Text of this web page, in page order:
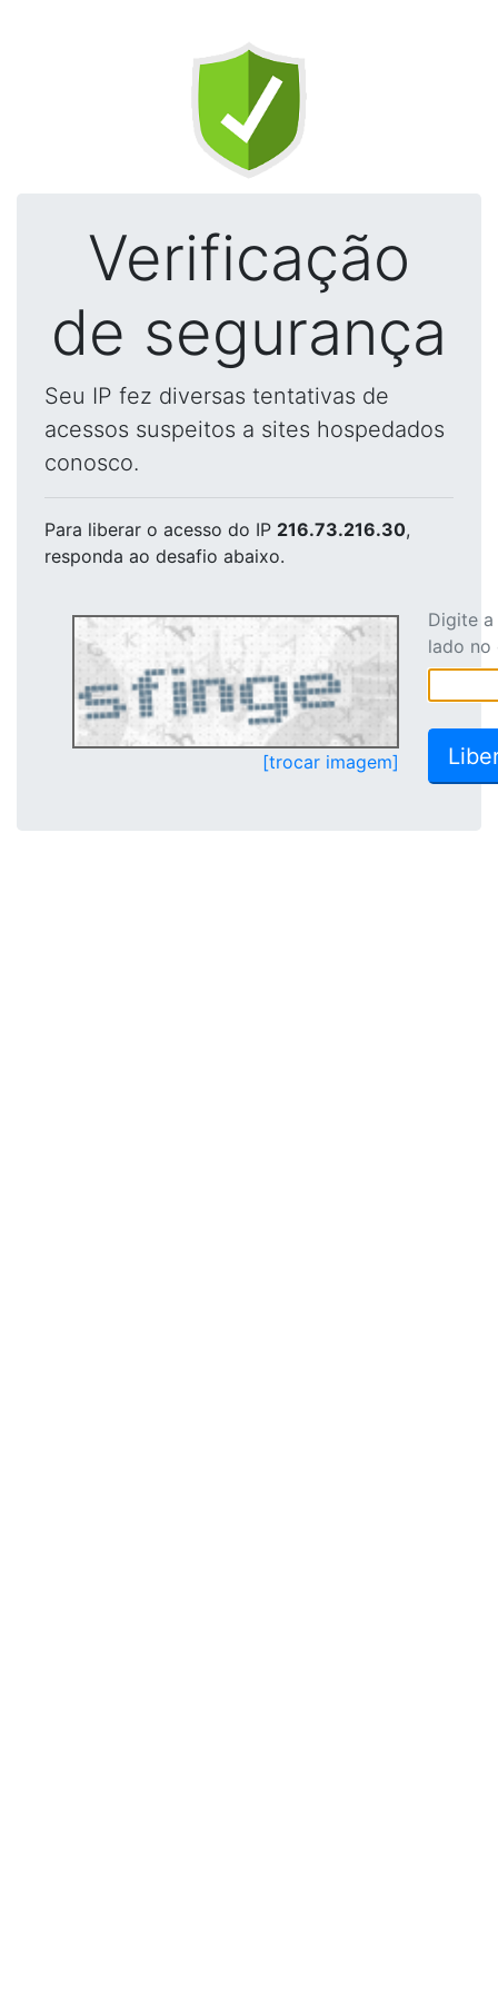
Verificação
de segurança
Seu IP fez diversas tentativas de
acessos suspeitos a sites hospedados
conosco.
Para liberar o acesso do IP 216.73.216.30,
responda ao desafio abaixo.
[trocar imagem]
Digite
lado no